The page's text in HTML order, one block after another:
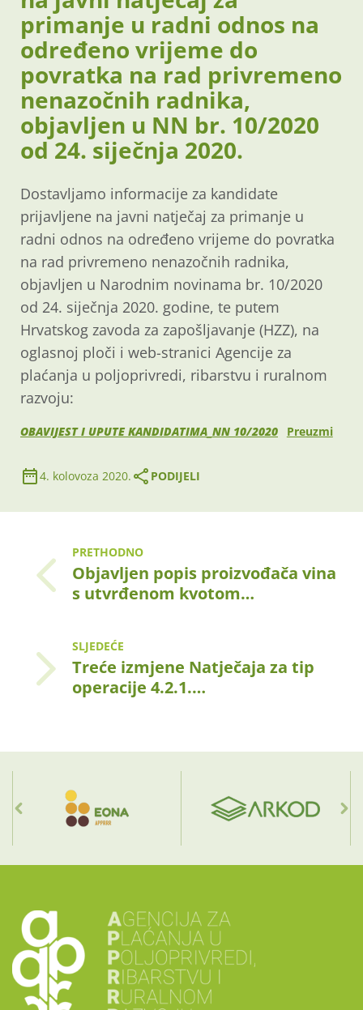
primanje u radni odnos na
određeno vrijeme do
povratka na rad privremeno
nenazočnih radnika,
objavljen u NN br. 10/2020
od 24. siječnja 2020.
Dostavljamo informacije za kandidate
prijavljene na javni natječaj za primanje u
radni odnos na određeno vrijeme do povratka
na rad privremeno nenazočnih radnika,
objavljen u Narodnim novinama br. 10/2020
od 24. siječnja 2020. godine, te putem
Hrvatskog zavoda za zapošljavanje (HZZ), na
oglasnoj ploči i web-stranici Agencije za
plaćanja u poljoprivredi, ribarstvu i ruralnom
razvoju:
OBAVIJEST I UPUTE KANDIDATIMA_NN 10/2020 Preuzmi
4. kolovoza 2020. PODIJELI
PRETHODNO
Objavljen popis proizvođača vina
s utvrđenom kvotom…
SLJEDEĆE
Treće izmjene Natječaja za tip
operacije 4.2.1.…